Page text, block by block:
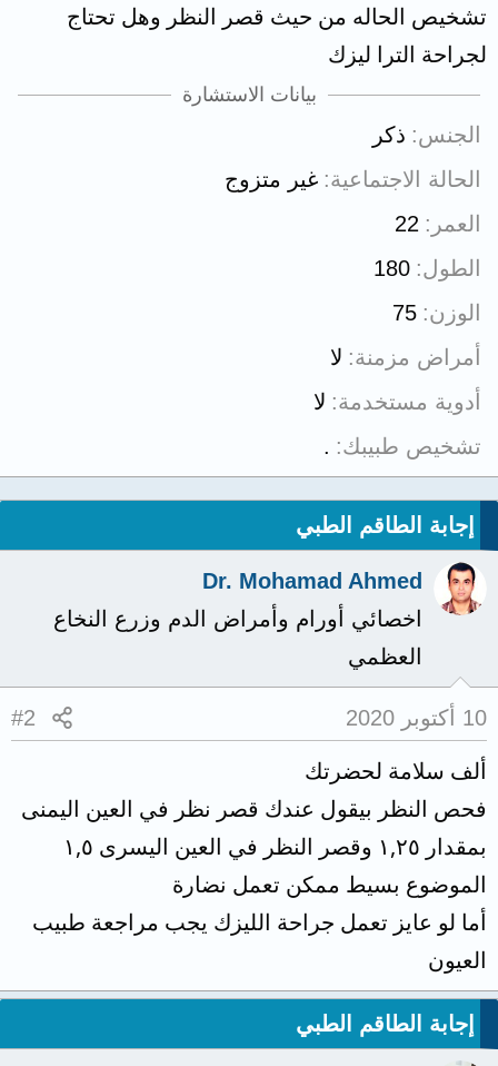
تشخيص الحاله من حيث قصر النظر وهل تحتاج
لجراحة الترا ليزك
بيانات الاستشارة
الجنس ذكر
الحالة الاجتماعية غير متزوج
العمر
22
الطول 180
الوزن 75
أمراض مزمنة لا
أدوية مستخدمة لا
تشخيص طبيبك
.
إجابة الطاقم الطبي
Dr. Mohamad Ahmed
اخصائي أورام وأمراض الدم وزرع النخاع
العظمي
10 أكتوبر 2020 #2
ألف سلامة لحضرتك
فحص النظر بيقول عندك قصر نظر في العين اليمنى
بمقدار ١,٢٥ وقصر النظر في العين اليسرى ١,٥
الموضوع بسيط ممكن تعمل نضارة
أما لو عايز تعمل جراحة الليزك يجب مراجعة طبيب
العيون
إجابة الطاقم الطبي